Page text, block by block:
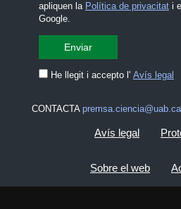
apliquen la Política de privacitati
Google.
He llegit i accepto l' Avís legal
CONTACTA
Avís legal
Sobre el web